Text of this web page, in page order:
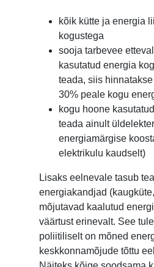
kõik kütte ja energia
kogustega
sooja tarbevee
kasutatud energia
teada, siis
30% peale kogu
kogu hoone
teada ainult
energiamärgise
elektrikulu kaudselt)
Lisaks eelnevale tasub
energiakandjad
mõjutavad kaalutud
väärtust erinevalt. See
poliitiliselt on mõned
keskkonnamõjude tõttu